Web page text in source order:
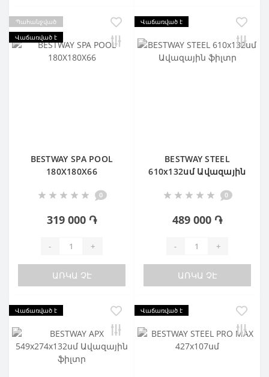
Պահանջված
Վաճառված է
BESTWAY SPA POOL
180X180X66
0
319 000 ֏
- +
ԱՌԿԱ ՉԷ
Վաճառված է
BESTWAY STEEL
610х132սմ Ավազային
0
489 000 ֏
- +
ԱՌԿԱ ՉԷ
Վաճառված է Վաճառված է